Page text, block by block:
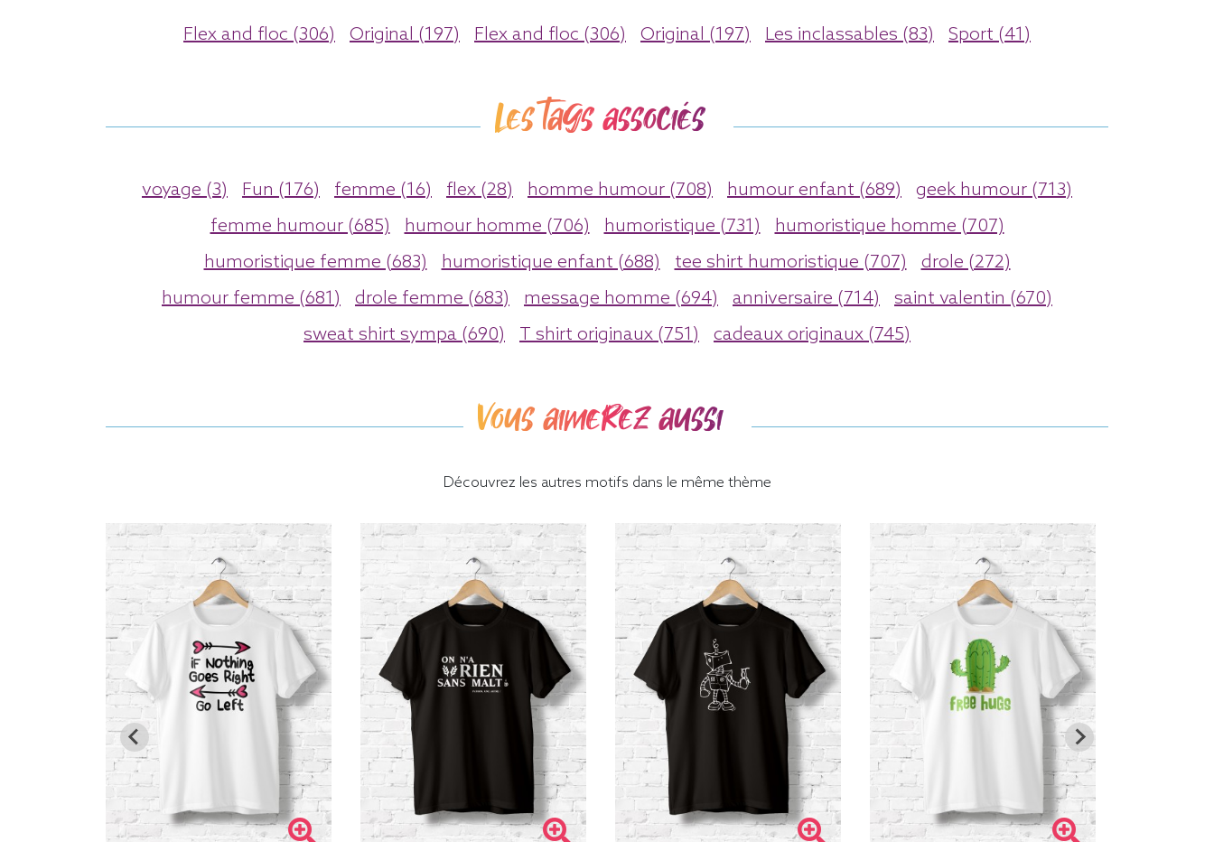
Flex and floc (306) Original (197) Flex and floc (306) Original (197) Les inclassables (83) Sport (41)
Les tags associés
voyage (3) Fun (176) femme (16) flex (28) homme humour (708) humour enfant (689)
geek humour (713)
femme humour (685)
humour homme (706) humoristique (731)
humoristique homme (707)
humoristique femme (683)
humoristique enfant (688) tee shirt humoristique (707)
drole (272)
humour femme (681)
drole femme (683) message homme (694) anniversaire (714)
saint valentin (670)
sweat shirt sympa (690)
T shirt originaux (751) cadeaux originaux (745)
Vous aimerez aussi
Découvrez les autres motifs dans le même thème